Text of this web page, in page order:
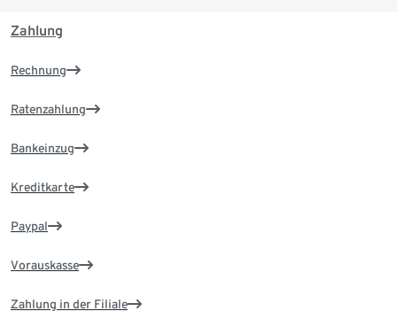
Zahlung
Rechnung
Ratenzahlung
Bankeinzug
Kreditkarte
Paypal
Vorauskasse
Zahlung in der Filiale